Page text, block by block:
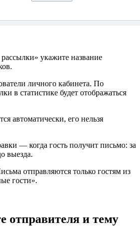
укажите название
личного кабинета. По
в статистике будет отображаться
автоматически, его нельзя
— когда гость получит письмо: за
выезда.
отправляются только гостям из
гости».
отправителя и тему